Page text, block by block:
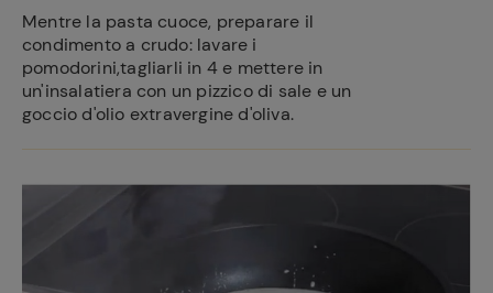
Mentre la pasta cuoce, preparare il
condimento a crudo: lavare i
pomodorini,tagliarli in 4 e mettere in
un'insalatiera con un pizzico di sale e un
goccio d'olio extravergine d'oliva.